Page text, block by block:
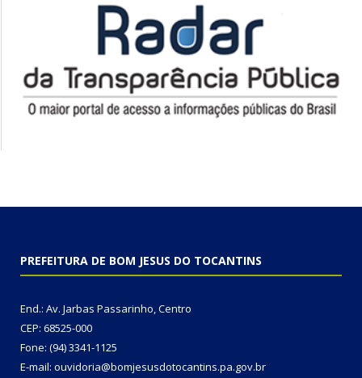
PREFEITURA DE BOM JESUS DO TOCANTINS
End.: Av. Jarbas Passarinho, Centro
CEP: 68525-000
Fone: (94) 3341-1125
E-mail: ouvidoria@bomjesusdotocantins.pa.gov.br